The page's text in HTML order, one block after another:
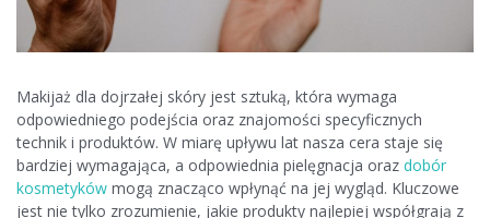
Makijaż dla dojrzałej skóry jest sztuką, która wymaga
odpowiedniego podejścia oraz znajomości specyficznych
technik i produktów. W miarę upływu lat nasza cera staje się
bardziej wymagająca, a odpowiednia pielęgnacja oraz dobór
kosmetyków mogą znacząco wpłynąć na jej wygląd. Kluczowe
jest nie tylko zrozumienie, jakie produkty najlepiej współgrają z